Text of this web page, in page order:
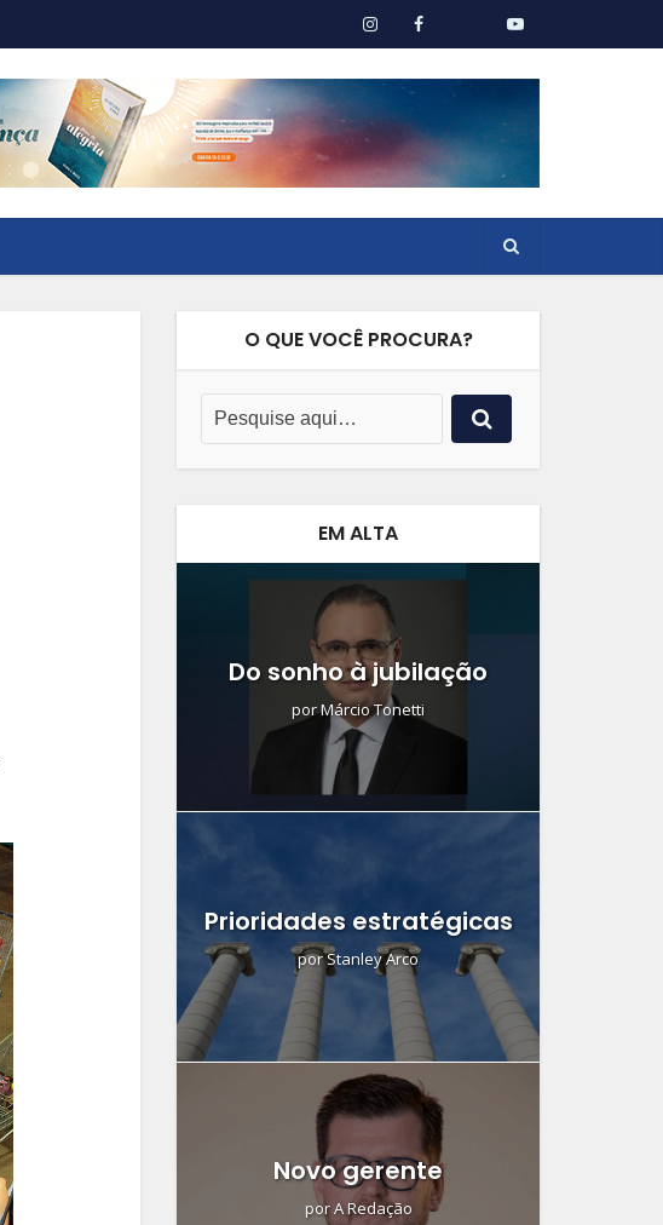
O QUE VOCÊ PROCURA?
EM ALTA
Do sonho à jubilação
porMárcio Tonetti
Prioridades estratégicas
porStanley Arco
Novo gerente
porA Redação